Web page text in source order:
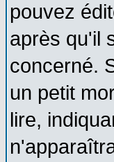
pouvez
après qu'il
concerné.
un petit
lire,